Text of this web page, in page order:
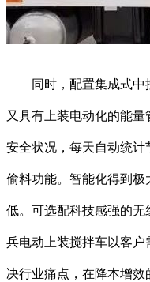
同时，配置集成式中控
又具有上装电动化的能
安全状况，每天自动统
偷料功能。智能化得到
低。可选配科技感强的
兵电动上装搅拌车以客
决行业痛点，在降本增效